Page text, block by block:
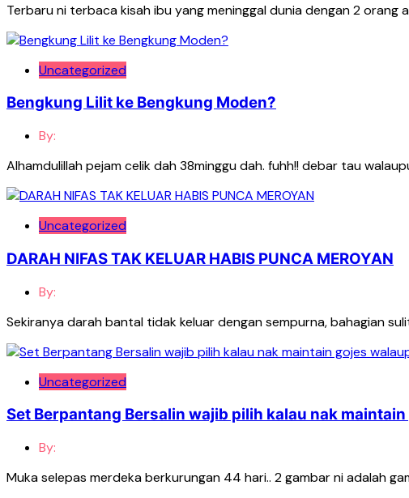
Terbaru ni terbaca kisah ibu yang meninggal dunia dengan 2 orang
Uncategorized
Bengkung Lilit ke Bengkung Moden?
By:
Alhamdulillah pejam celik dah 38minggu dah. fuhh!! debar tau
Uncategorized
DARAH NIFAS TAK KELUAR HABIS PUNCA MEROYAN
By:
Sekiranya darah bantal tidak keluar dengan sempurna, bahagian
Uncategorized
Set Berpantang Bersalin wajib pilih kalau nak
By:
Muka selepas merdeka berkurungan 44 hari.. 2 gambar ni adalah